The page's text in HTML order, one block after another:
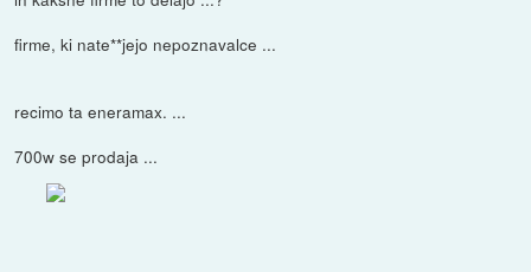
firme, ki nate**jejo nepoznavalce ...
recimo ta eneramax. ...
700w se prodaja ...